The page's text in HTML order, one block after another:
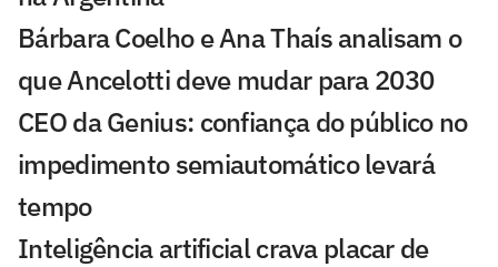
Bárbara Coelho e Ana Thaís analisam o
que Ancelotti deve mudar para 2030
CEO da Genius: confiança do público no
impedimento semiautomático levará
tempo
Inteligência artificial crava placar de